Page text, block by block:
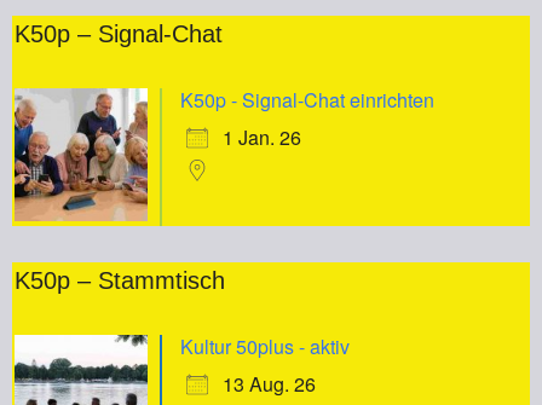
K50p – Signal-Chat
K50p - Signal-Chat einrichten
1 Jan. 26
K50p – Stammtisch
Kultur 50plus - aktiv
13 Aug. 26